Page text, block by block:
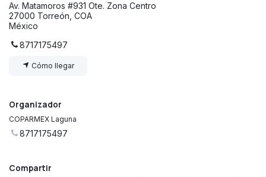
Av. Matamoros #931 Ote. Zona Centro
27000 Torreón, COA
México
8717175497
Cómo llegar
Organizador
COPARMEX Laguna
8717175497
Compartir